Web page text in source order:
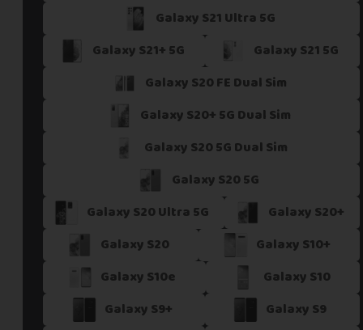
Si vous ne trouvez pas une offre correspondant aux
Vous pouvez éventuellement nous contacter.
Galaxy S21 Ultra 5G
Galaxy S21+ 5G
Galaxy S21 5G
Galaxy S20 FE Dual Sim
Galaxy S20+ 5G Dual Sim
Galaxy S20 5G Dual Sim
Galaxy S20 5G
Galaxy S20 Ultra 5G
Galaxy S20+
Galaxy S20
Galaxy S10+
Galaxy S10e
Galaxy S10
Galaxy S9+
Galaxy S9